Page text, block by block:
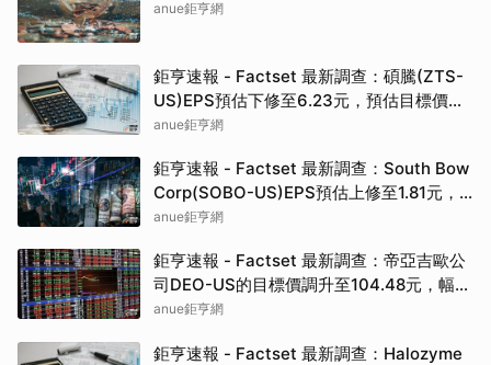
anue鉅亨網
鉅亨速報 - Factset 最新調查：碩騰(ZTS-
US)EPS預估下修至6.23元，預估目標價為
90.00元
anue鉅亨網
鉅亨速報 - Factset 最新調查：South Bow
Corp(SOBO-US)EPS預估上修至1.81元，
預估目標價為35.83元
anue鉅亨網
鉅亨速報 - Factset 最新調查：帝亞吉歐公
司DEO-US的目標價調升至104.48元，幅度
約3.43%
anue鉅亨網
鉅亨速報 - Factset 最新調查：Halozyme